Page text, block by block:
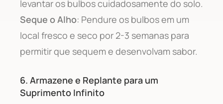
levantar os bulbos cuidadosamente do solo.
Seque o Alho: Pendure os bulbos em um
local fresco e seco por 2-3 semanas para
permitir que sequem e desenvolvam sabor.
6. Armazene e Replante para um
Suprimento Infinito